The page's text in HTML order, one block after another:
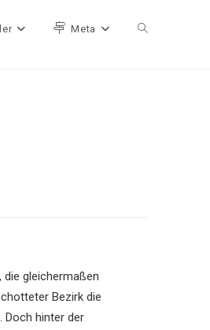
Meta Website-
gleichermaßen
Bezirk die
Doch hinter der